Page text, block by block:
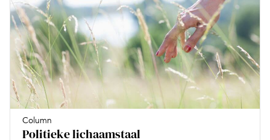
Column
Politieke lichaamstaal